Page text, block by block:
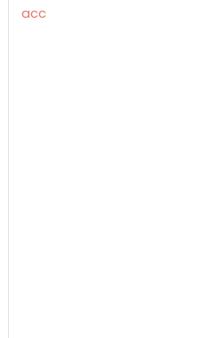
acc